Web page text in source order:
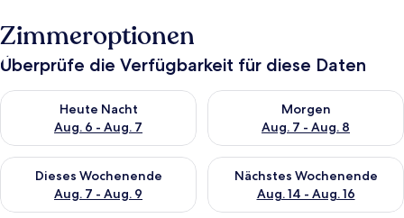
Zimmeroptionen
Überprüfe die Verfügbarkeit für diese Daten
Heute Nacht
Aug. 6 - Aug. 7
Überprüfe die Verfügbarkeit für heute Nacht, Aug. 6 - Aug. 7.
Morgen
Aug. 7 - Aug. 8
Überprüfe die Verfügbarkeit
Dieses Wochenende
Aug. 7 - Aug. 9
Überprüfe die Verfügbarkeit für dieses Wochenende, Aug. 7
Nächstes Wochenende
Aug. 14 - Aug. 16
Überprüfe die Verfügbarkeit